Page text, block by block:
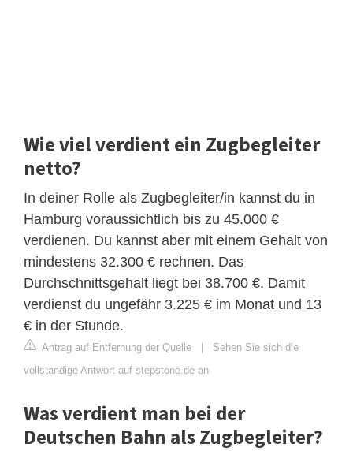
Wie viel verdient ein Zugbegleiter
netto?
In deiner Rolle als Zugbegleiter/in kannst du in
Hamburg voraussichtlich bis zu 45.000 €
verdienen. Du kannst aber mit einem Gehalt von
mindestens 32.300 € rechnen. Das
Durchschnittsgehalt liegt bei 38.700 €. Damit
verdienst du ungefähr 3.225 € im Monat und 13
€ in der Stunde.
Antrag auf Entfernung der Quelle
Sehen Sie sich die
vollständige Antwort auf stepstone.de an
Was verdient man bei der
Deutschen Bahn als Zugbegleiter?